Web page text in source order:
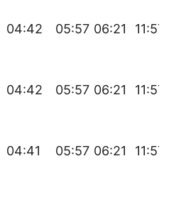
04:42 05:57 06:21 11:57
04:42 05:57 06:21 11:57
04:41 05:57 06:21 11:57